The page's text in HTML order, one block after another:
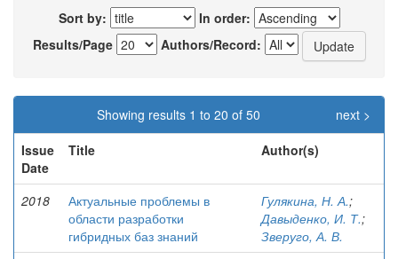
Sort by:
In order:
Results/Page
Authors/Record:
Showing results 1 to 20 of 50
next >
Issue
Date
Title Author(s)
2018
Актуальные проблемы в
области разработки
гибридных баз знаний
Гулякина, Н. А.;
Давыденко, И. Т.;
Зверуго, А. В.